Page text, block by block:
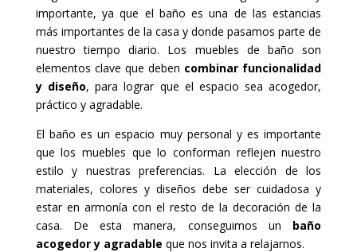
importante, ya que el baño es una de las estancias
más importantes de la casa y donde pasamos parte de
nuestro tiempo diario. Los muebles de baño son
elementos clave que deben combinar funcionalidad
y diseño, para lograr que el espacio sea acogedor,
práctico y agradable.
El baño es un espacio muy personal y es importante
que los muebles que lo conforman reflejen nuestro
estilo y nuestras preferencias. La elección de los
materiales, colores y diseños debe ser cuidadosa y
estar en armonía con el resto de la decoración de la
casa. De esta manera, conseguimos un baño
acogedor y agradable que nos invita a relajarnos.